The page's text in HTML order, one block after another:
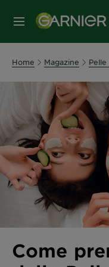
MENU
Home Magazine
Come